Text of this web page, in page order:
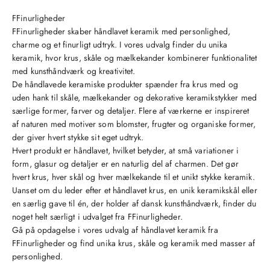
FFinurligheder
FFinurligheder skaber håndlavet keramik med personlighed,
charme og et finurligt udtryk. I vores udvalg finder du unika
keramik, hvor krus, skåle og mælkekander kombinerer funktionalitet
med kunsthåndværk og kreativitet.
De håndlavede keramiske produkter spænder fra krus med og
uden hank til skåle, mælkekander og dekorative keramikstykker med
særlige former, farver og detaljer. Flere af værkerne er inspireret
af naturen med motiver som blomster, frugter og organiske former,
der giver hvert stykke sit eget udtryk.
Hvert produkt er håndlavet, hvilket betyder, at små variationer i
form, glasur og detaljer er en naturlig del af charmen. Det gør
hvert krus, hver skål og hver mælkekande til et unikt stykke keramik.
Uanset om du leder efter et håndlavet krus, en unik keramikskål eller
en særlig gave til én, der holder af dansk kunsthåndværk, finder du
noget helt særligt i udvalget fra FFinurligheder.
Gå på opdagelse i vores udvalg af håndlavet keramik fra
FFinurligheder og find unika krus, skåle og keramik med masser af
personlighed.